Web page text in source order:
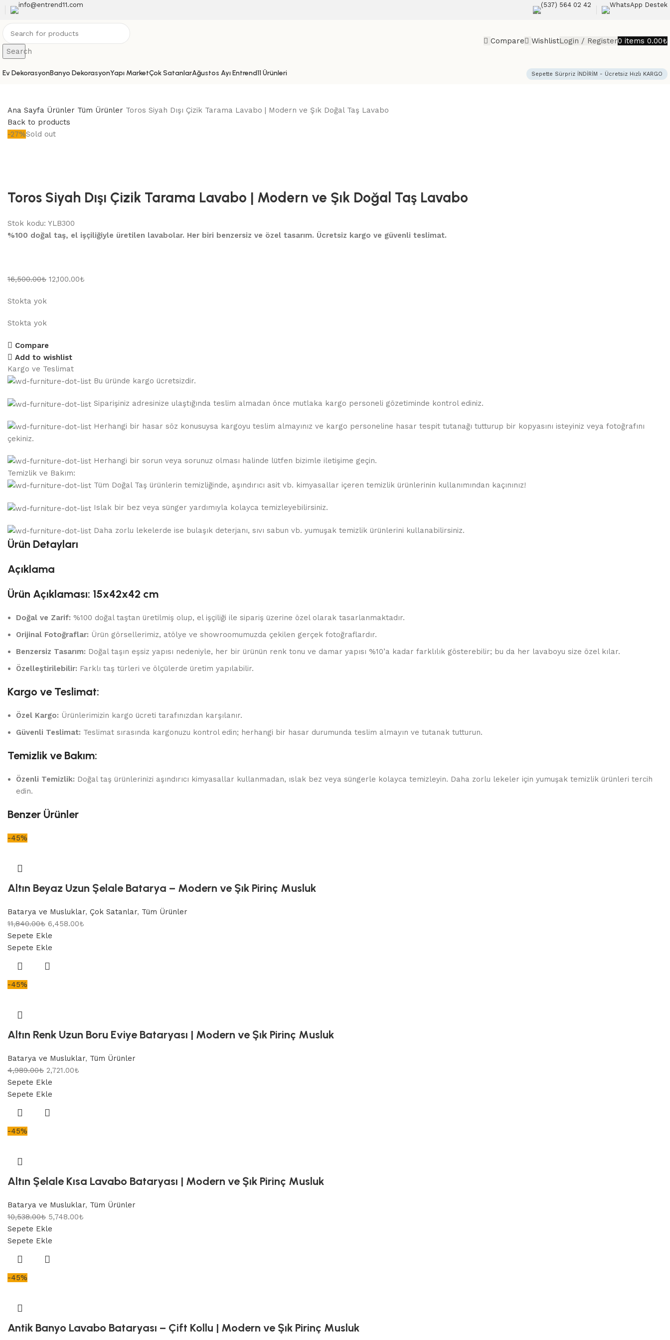
info@entrend11.com (537) 564 02 42 WhatsApp Destek
Search
Compare WishlistLogin / Register0 items 0.00₺
Ev DekorasyonBanyo DekorasyonYapı MarketÇok SatanlarAğustos Ayı Entrend11 Ürünleri Sepette Sürpriz İNDİRİM - Ücretsiz Hızlı KARGO
Ana Sayfa Ürünler Tüm Ürünler Toros Siyah Dışı Çizik Tarama Lavabo | Modern ve Şık Doğal Taş Lavabo
Back to products
-27%Sold out
Toros Siyah Dışı Çizik Tarama Lavabo | Modern ve Şık Doğal Taş Lavabo
Stok kodu: YLB300
%100 doğal taş, el işçiliğiyle üretilen lavabolar. Her biri benzersiz ve özel tasarım. Ücretsiz kargo ve güvenli teslimat.
16,500.00₺ 12,100.00₺
Stokta yok
Stokta yok
Compare
Add to wishlist
Kargo ve Teslimat
Bu üründe kargo ücretsizdir.
Siparişiniz adresinize ulaştığında teslim almadan önce mutlaka kargo personeli gözetiminde kontrol ediniz.
Herhangi bir hasar söz konusuysa kargoyu teslim almayınız ve kargo personeline hasar tespit tutanağı tutturup bir kopyasını isteyiniz veya fotoğrafını
çekiniz.
Herhangi bir sorun veya sorunuz olması halinde lütfen bizimle iletişime geçin.
Temizlik ve Bakım:
Tüm Doğal Taş ürünlerin temizliğinde, aşındırıcı asit vb. kimyasallar içeren temizlik ürünlerinin kullanımından kaçınınız!
Islak bir bez veya sünger yardımıyla kolayca temizleyebilirsiniz.
Daha zorlu lekelerde ise bulaşık deterjanı, sıvı sabun vb. yumuşak temizlik ürünlerini kullanabilirsiniz.
Ürün Detayları
Açıklama
Ürün Açıklaması: 15x42x42 cm
Doğal ve Zarif: %100 doğal taştan üretilmiş olup, el işçiliği ile sipariş üzerine özel olarak tasarlanmaktadır.
Orijinal Fotoğraflar: Ürün görsellerimiz, atölye ve showroomumuzda çekilen gerçek fotoğraflardır.
Benzersiz Tasarım: Doğal taşın eşsiz yapısı nedeniyle, her bir ürünün renk tonu ve damar yapısı %10’a kadar farklılık gösterebilir; bu da her lavaboyu size özel kılar.
Özelleştirilebilir: Farklı taş türleri ve ölçülerde üretim yapılabilir.
Kargo ve Teslimat:
Özel Kargo: Ürünlerimizin kargo ücreti tarafınızdan karşılanır.
Güvenli Teslimat: Teslimat sırasında kargonuzu kontrol edin; herhangi bir hasar durumunda teslim almayın ve tutanak tutturun.
Temizlik ve Bakım:
Özenli Temizlik: Doğal taş ürünlerinizi aşındırıcı kimyasallar kullanmadan, ıslak bez veya süngerle kolayca temizleyin. Daha zorlu lekeler için yumuşak temizlik ürünleri tercih
edin.
Benzer Ürünler
-45%
Altın Beyaz Uzun Şelale Batarya – Modern ve Şık Pirinç Musluk
Batarya ve Musluklar, Çok Satanlar, Tüm Ürünler
11,840.00₺ 6,458.00₺
Sepete Ekle
Sepete Ekle
-45%
Altın Renk Uzun Boru Eviye Bataryası | Modern ve Şık Pirinç Musluk
Batarya ve Musluklar, Tüm Ürünler
4,989.00₺ 2,721.00₺
Sepete Ekle
Sepete Ekle
-45%
Altın Şelale Kısa Lavabo Bataryası | Modern ve Şık Pirinç Musluk
Batarya ve Musluklar, Tüm Ürünler
10,538.00₺ 5,748.00₺
Sepete Ekle
Sepete Ekle
-45%
Antik Banyo Lavabo Bataryası – Çift Kollu | Modern ve Şık Pirinç Musluk